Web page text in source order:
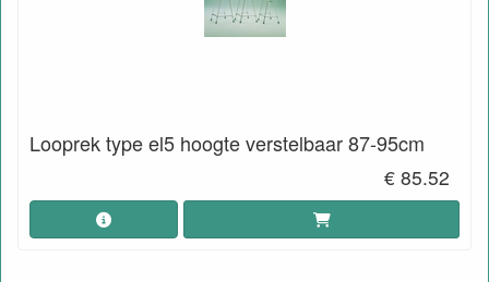
Looprek type el5 hoogte verstelbaar 87-95cm
€ 85.52